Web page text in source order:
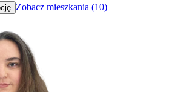
Zobacz mieszkania (10)